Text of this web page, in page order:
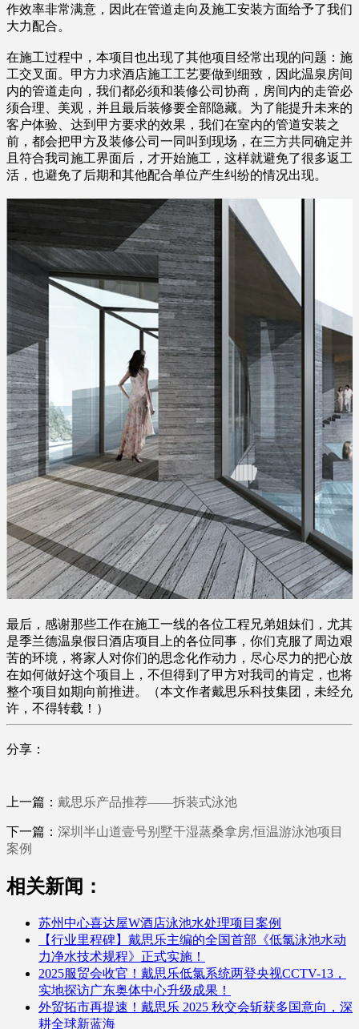
作效率非常满意，因此在管道走向及施工安装方面给予了我们
大力配合。
在施工过程中，本项目也出现了其他项目经常出现的问题：施
工交叉面。甲方力求酒店施工工艺要做到细致，因此温泉房间
内的管道走向，我们都必须和装修公司协商，房间内的走管必
须合理、美观，并且最后装修要全部隐藏。为了能提升未来的
客户体验、达到甲方要求的效果，我们在室内的管道安装之
前，都会把甲方及装修公司一同叫到现场，在三方共同确定并
且符合我司施工界面后，才开始施工，这样就避免了很多返工
活，也避免了后期和其他配合单位产生纠纷的情况出现。
最后，感谢那些工作在施工一线的各位工程兄弟姐妹们，尤其
是季兰德温泉假日酒店项目上的各位同事，你们克服了周边艰
苦的环境，将家人对你们的思念化作动力，尽心尽力的把心放
在如何做好这个项目上，不但得到了甲方对我司的肯定，也将
整个项目如期向前推进。（本文作者戴思乐科技集团，未经允
许，不得转载！）
分享：
上一篇： 戴思乐产品推荐——拆装式泳池
下一篇： 深圳半山道壹号别墅干湿蒸桑拿房,恒温游泳池项目
案例
相关新闻：
苏州中心喜达屋W酒店泳池水处理项目案例
【行业里程碑】戴思乐主编的全国首部《低氯泳池水动
力净水技术规程》正式实施！
2025服贸会收官！戴思乐低氯系统两登央视CCTV-13，
实地探访广东奥体中心升级成果！
外贸拓市再提速！戴思乐 2025 秋交会斩获多国意向，深
耕全球新蓝海